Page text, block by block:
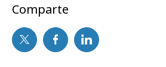
Comparte